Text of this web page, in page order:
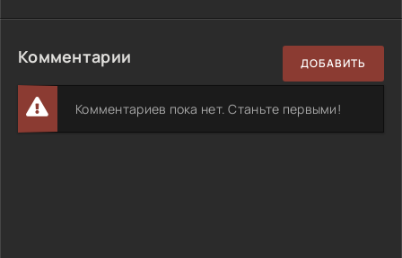
Комментарии ДОБАВИТЬ
Комментариев пока нет. Станьте первыми!